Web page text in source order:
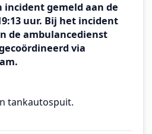
incident gemeld aan de
uur. Bij het incident
de ambulancedienst
via
tankautospuit.